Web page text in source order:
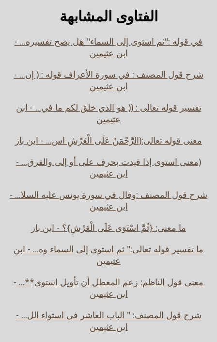
الفتاوى المشابهة
في قوله :"ثم استوى إلى السماء" هل يصح تفسيره... -
ابن عثيمين
شرح قول المصنف : في سورة الأعراف قوله : ( إن... -
ابن عثيمين
تفسير قوله تعالى : (( هو الذي خلق لكم ما في... - ابن
عثيمين
معنى قوله تعالى:(الرَّحْمَنُ عَلَى الْعَرْشِ اس... - ابن باز
(معنى استوى إذا قيدت بحرف على أو إلى والفرق... -
ابن عثيمين
شرح قول المصنف :وقال في سورة يونس عليه السلا... -
ابن عثيمين
ما معنى: {ثُمَّ اسْتَوَى عَلَى الْعَرْشِ}؟ - ابن باز
ما تفسير قوله تعالى:" ثم استوى إلى السماء وه... - ابن
عثيمين
معنى قول الناظم: زعم المعطل أن تأويل استوى**... -
ابن عثيمين
شرح قول المصنف: " الباب العاشر في استواء الل... -
ابن عثيمين